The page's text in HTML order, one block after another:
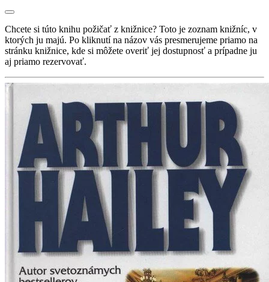
Chcete si túto knihu požičať z knižnice? Toto je zoznam knižníc, v
ktorých ju majú. Po kliknutí na názov vás presmerujeme priamo na
stránku knižnice, kde si môžete overiť jej dostupnosť a prípadne ju
aj priamo rezervovať.